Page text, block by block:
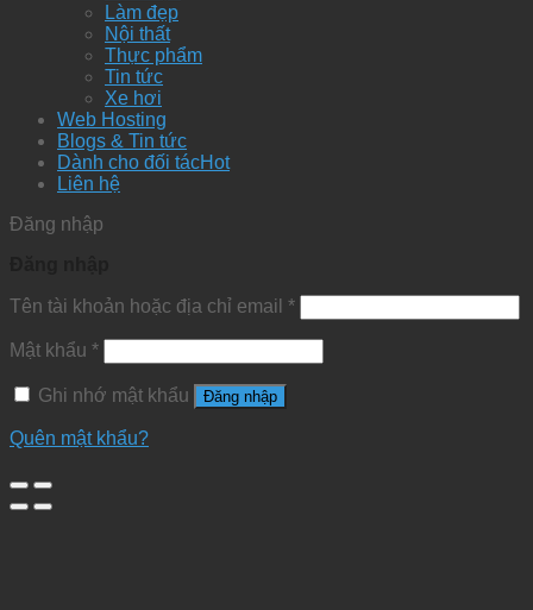
Làm đẹp
Nội thất
Thực phẩm
Tin tức
Xe hơi
Web Hosting
Blogs & Tin tức
Dành cho đối tác
Liên hệ
Đăng nhập
Tên tài khoản hoặc địa chỉ email *
Mật khẩu *
Ghi nhớ mật khẩu Đăng nhập
Quên mật khẩu?